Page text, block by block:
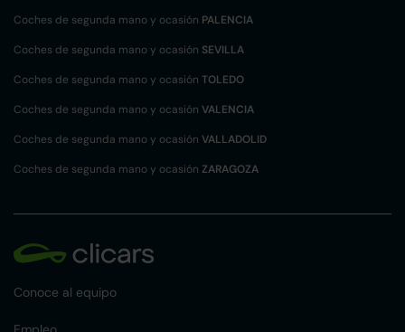
Coches de segunda mano y ocasión PALENCIA
Coches de segunda mano y ocasión SEVILLA
Coches de segunda mano y ocasión TOLEDO
Coches de segunda mano y ocasión VALENCIA
Coches de segunda mano y ocasión VALLADOLID
Coches de segunda mano y ocasión ZARAGOZA
Conoce al equipo